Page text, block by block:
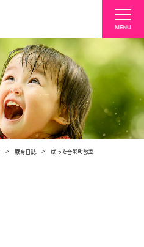
療育日誌
ぱっそ音羽町教室